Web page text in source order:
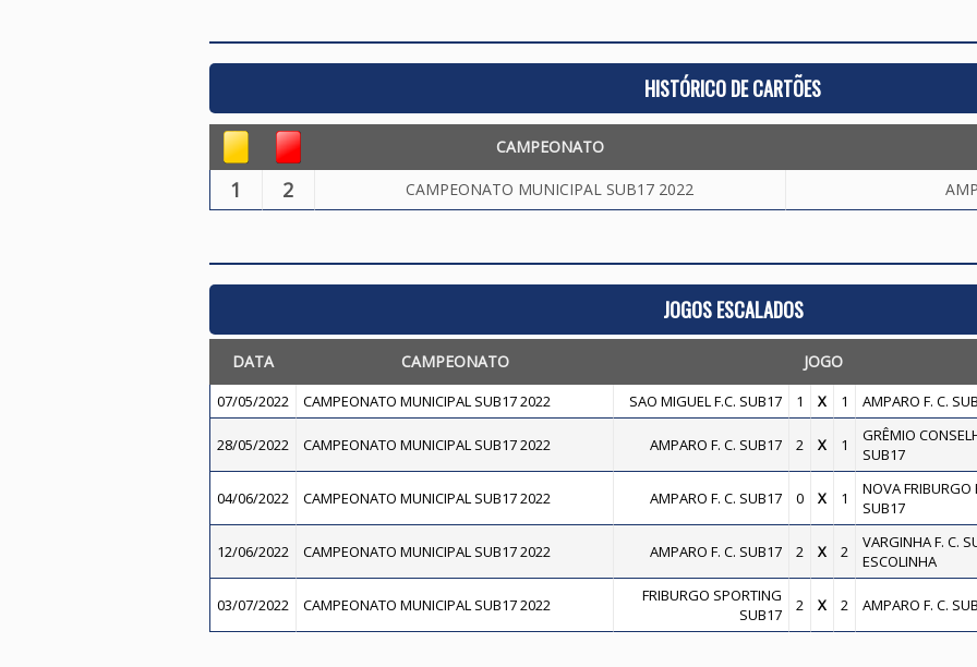
HISTÓRICO DE CARTÕES
CAMPEONATO
1 2 CAMPEONATO MUNICIPAL SUB17 2022
JOGOS ESCALADOS
DATA CAMPEONATO JOGO
07/05/2022 CAMPEONATO MUNICIPAL SUB17 2022 SAO MIGUEL F.C. SUB17 1 X 1 AMPARO F. C.
28/05/2022 CAMPEONATO MUNICIPAL SUB17 2022 AMPARO F. C. SUB17 2 X 1
GRÊMIO
SUB17
04/06/2022 CAMPEONATO MUNICIPAL SUB17 2022 AMPARO F. C. SUB17 0 X 1
NOVA FRIBURGO
SUB17
12/06/2022 CAMPEONATO MUNICIPAL SUB17 2022 AMPARO F. C. SUB17 2 X 2
VARGINHA F. C.
ESCOLINHA
03/07/2022 CAMPEONATO MUNICIPAL SUB17 2022
FRIBURGO SPORTING
SUB17
2 X 2 AMPARO F. C.